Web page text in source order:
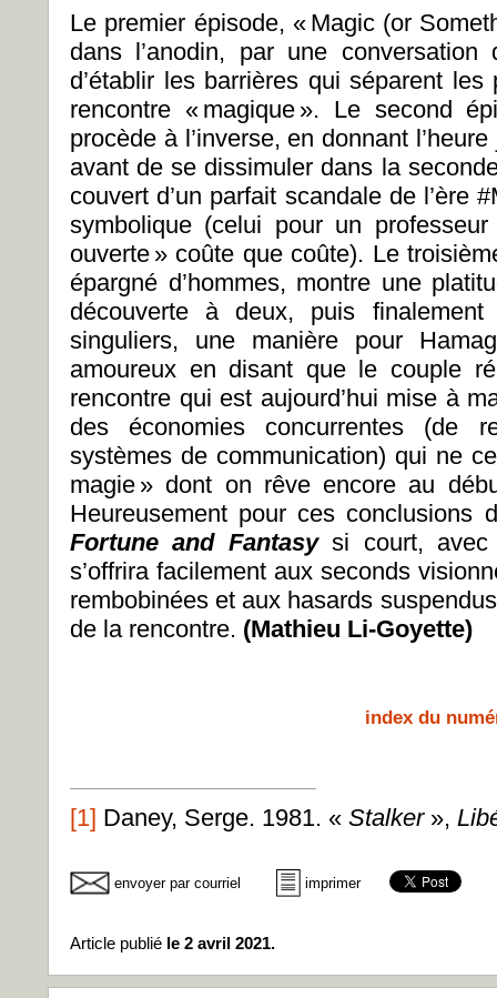
Le premier épisode, « Magic (or
dans l’anodin, par une conversation
d’établir les barrières qui séparent
rencontre « magique ». Le second
procède à l’inverse, en donnant
avant de se dissimuler dans la
couvert d’un parfait scandale de l’ère
symbolique (celui pour un
ouverte » coûte que coûte). Le
épargné d’hommes, montre une
découverte à deux, puis
singuliers, une manière pour
amoureux en disant que le couple
rencontre qui est aujourd’hui mise à
des économies concurrentes (de
systèmes de communication) qui ne
magie » dont on rêve encore au
Heureusement pour ces conclusions
Fortune and Fantasysi court,
s’offrira facilement aux seconds
rembobinées et aux hasards
de la rencontre. (Mathieu Li-Goyette)
index du
[1] Daney, Serge. 1981. « Stalker»,
envoyer par courriel imprimer
Article publié le 2 avril 2021.